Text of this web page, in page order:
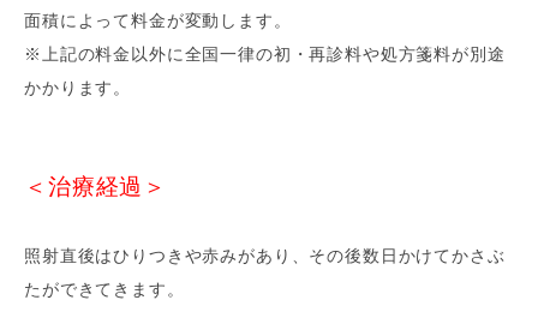
面積によって料金が変動します。
※上記の料金以外に全国一律の初・再診料や処方箋料が別途
かかります。
＜治療経過＞
照射直後はひりつきや赤みがあり、その後数日かけてかさぶ
たができてきます。